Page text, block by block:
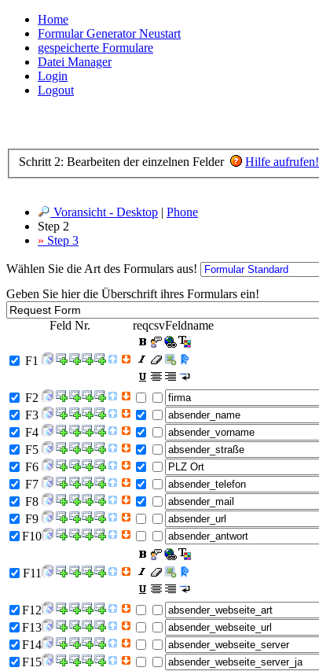
Home
Formular Generator Neustart
gespeicherte Formulare
Datei Manager
Login
Logout
Schritt 2: Bearbeiten der einzelnen Felder Hilfe aufrufen!
Voransicht - Desktop | Phone
Step 2
» Step 3
Wählen Sie die Art des Formulars aus!
Geben Sie hier die Überschrift ihres Formulars ein!
Feld Nr. reqcsvFeldname
F1
F2
F3
F4
F5
F6
F7
F8
F9
F10
F11
F12
F13
F14
F15